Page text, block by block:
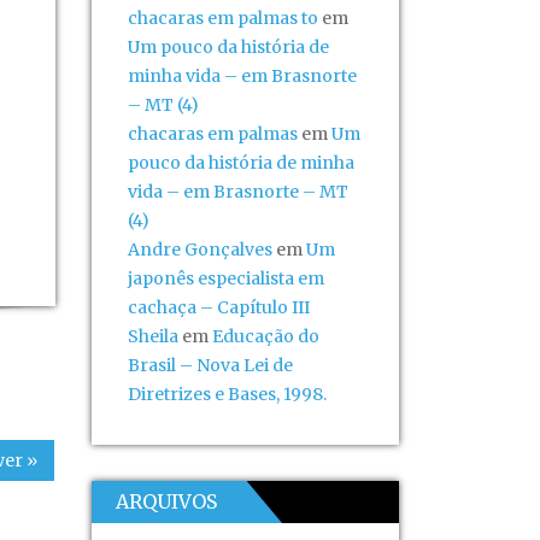
»
chacaras em palmas to em
Um pouco da história de
minha vida – em Brasnorte
– MT (4)
chacaras em palmas emUm
pouco da história de minha
vida – em Brasnorte – MT
(4)
Andre Gonçalves emUm
japonês especialista em
cachaça – Capítulo III
Sheila em Educação do
Brasil – Nova Lei de
Diretrizes e Bases, 1998.
ARQUIVOS